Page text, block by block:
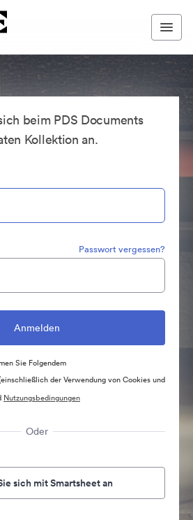
beim PDS Documents
Kollektion an.
Passwort vergessen?
Sie Folgendem
der Verwendung von Cookies und
Nutzungsbedingungen
Oder
sich mit Smartsheet an